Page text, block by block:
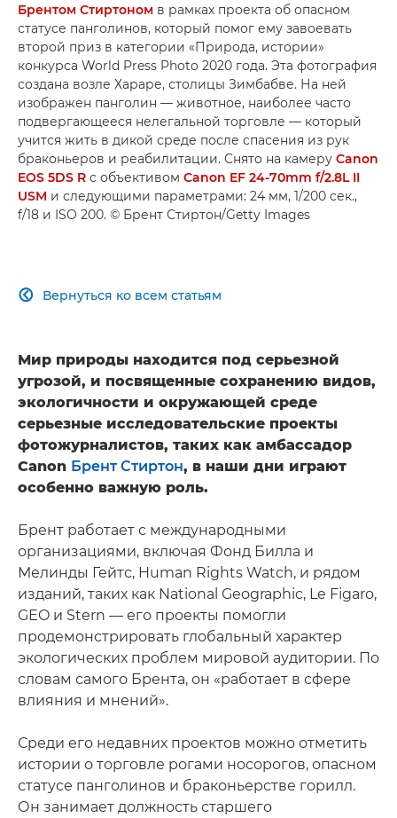
Брентом Стиртоном в рамках проекта об опасном
статусе панголинов, который помог ему завоевать
второй приз в категории «Природа, истории»
конкурса World Press Photo 2020 года. Эта фотография
создана возле Хараре, столицы Зимбабве. На ней
изображен панголин — животное, наиболее часто
подвергающееся нелегальной торговле — который
учится жить в дикой среде после спасения из рук
браконьеров и реабилитации. Снято на камеру Canon
EOS 5DS R с объективом Canon EF 24-70mm f/2.8L II
USM и следующими параметрами: 24 мм, 1/200 сек.,
f/18 и ISO 200. © Брент Стиртон/Getty Images
Вернуться ко всем статьям

Мир природы находится под серьезной
угрозой, и посвященные сохранению видов,
экологичности и окружающей среде
серьезные исследовательские проекты
фотожурналистов, таких как амбассадор
Canon Брент Стиртон, в наши дни играют
особенно важную роль.
Брент работает с международными
организациями, включая Фонд Билла и
Мелинды Гейтс, Human Rights Watch, и рядом
изданий, таких как National Geographic, Le Figaro,
GEO и Stern — его проекты помогли
продемонстрировать глобальный характер
экологических проблем мировой аудитории. По
словам самого Брента, он «работает в сфере
влияния и мнений».
Среди его недавних проектов можно отметить
истории о торговле рогами носорогов, опасном
статусе панголинов и браконьерстве горилл.
Он занимает должность старшего